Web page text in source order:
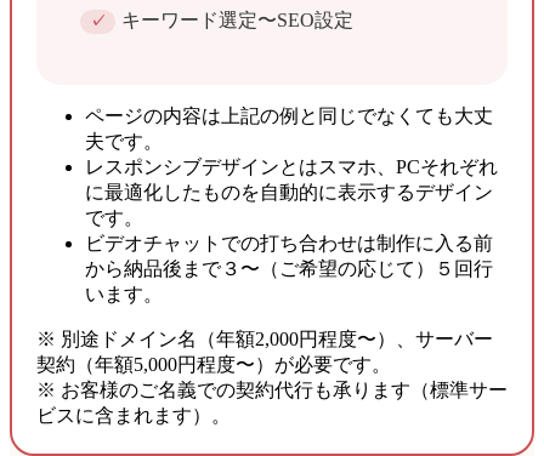
キーワード選定〜SEO設定
ページの内容は上記の例と同じでなくても大丈
夫です。
レスポンシブデザインとはスマホ、PCそれぞれ
に最適化したものを自動的に表示するデザイン
です。
ビデオチャットでの打ち合わせは制作に入る前
から納品後まで３〜（ご希望の応じて）５回行
います。
※ 別途ドメイン名（年額2,000円程度〜）、サーバー
契約（年額5,000円程度〜）が必要です。
※ お客様のご名義での契約代行も承ります（標準サー
ビスに含まれます）。